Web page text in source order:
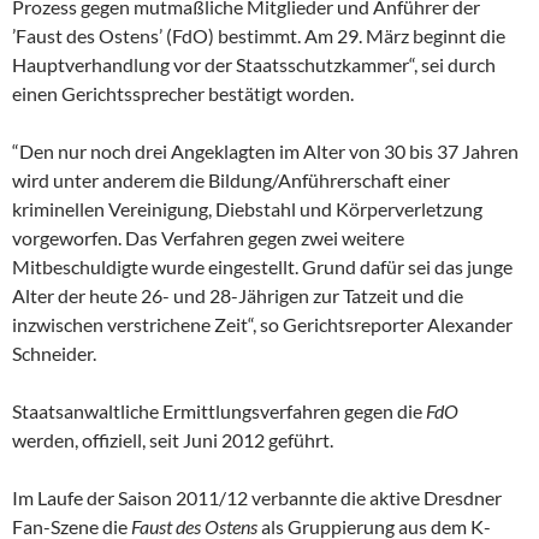
Prozess gegen mutmaßliche Mitglieder und Anführer der
’Faust des Ostens’ (FdO) bestimmt. Am 29. März beginnt die
Hauptverhandlung vor der Staatsschutzkammer“, sei durch
einen Gerichtssprecher bestätigt worden.
“Den nur noch drei Angeklagten im Alter von 30 bis 37 Jahren
wird unter anderem die Bildung/Anführerschaft einer
kriminellen Vereinigung, Diebstahl und Körperverletzung
vorgeworfen. Das Verfahren gegen zwei weitere
Mitbeschuldigte wurde eingestellt. Grund dafür sei das junge
Alter der heute 26- und 28-Jährigen zur Tatzeit und die
inzwischen verstrichene Zeit“, so Gerichtsreporter Alexander
Schneider.
Staatsanwaltliche Ermittlungsverfahren gegen die FdO
werden, offiziell, seit Juni 2012 geführt.
Im Laufe der Saison 2011/12 verbannte die aktive Dresdner
Fan-Szene die Faust des Ostensals Gruppierung aus dem K-